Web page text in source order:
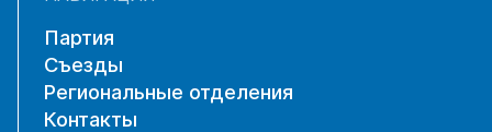
Партия
Съезды
Региональные отделения
Контакты